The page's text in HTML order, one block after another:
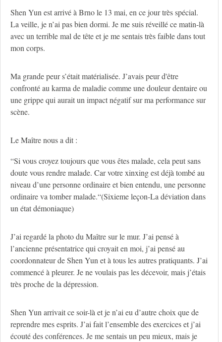
Shen Yun est arrivé à Brno le 13 mai, en ce jour très spécial.
La veille, je n’ai pas bien dormi. Je me suis réveillé ce matin-là
avec un terrible mal de tête et je me sentais très faible dans tout
mon corps.
Ma grande peur s’était matérialisée. J’avais peur d'être
confronté au karma de maladie comme une douleur dentaire ou
une grippe qui aurait un impact négatif sur ma performance sur
scène.
Le Maître nous a dit :
“Si vous croyez toujours que vous êtes malade, cela peut sans
doute vous rendre malade. Car votre xinxing est déjà tombé au
niveau d’une personne ordinaire et bien entendu, une personne
ordinaire va tomber malade.“(Sixieme leçon-La déviation dans
un état démoniaque)
J’ai regardé la photo du Maître sur le mur. J’ai pensé à
l’ancienne présentatrice qui croyait en moi, j’ai pensé au
coordonnateur de Shen Yun et à tous les autres pratiquants. J’ai
commencé à pleurer. Je ne voulais pas les décevoir, mais j’étais
très proche de la dépression.
Shen Yun arrivait ce soir-là et je n’ai eu d’autre choix que de
reprendre mes esprits. J’ai fait l’ensemble des exercices et j’ai
écouté des conférences. Je me sentais un peu mieux, mais je